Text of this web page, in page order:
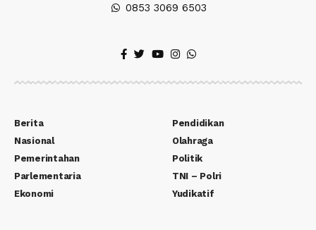
0853 3069 6503
Berita
Nasional
Pemerintahan
Parlementaria
Ekonomi
Pendidikan
Olahraga
Politik
TNI – Polri
Yudikatif